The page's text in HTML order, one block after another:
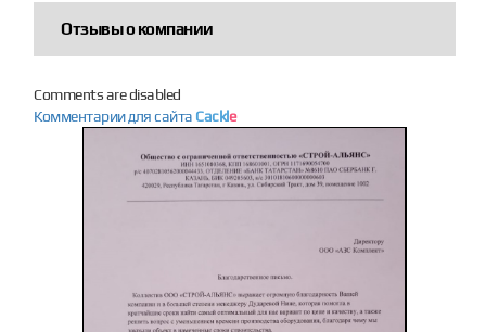
Отзывы о компании
Comments are disabled
Комментарии для сайта Cackle